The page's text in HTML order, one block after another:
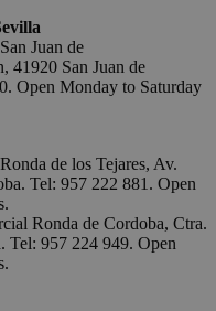
Juan de
41920 San Juan de
Open Monday to Saturday
de los Tejares, Av.
Tel: 957 222 881. Open
Ronda de Cordoba, Ctra.
Tel: 957 224 949. Open